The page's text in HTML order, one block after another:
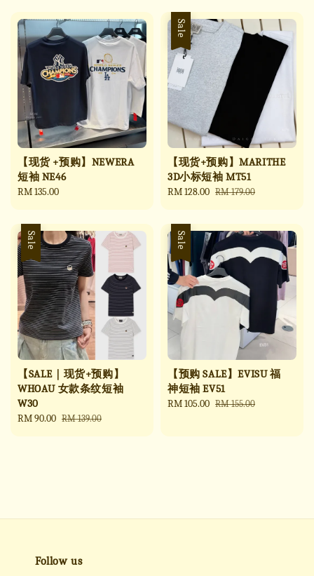
【现货 +预购】NEWERA
短袖 NE46
Regular
RM 135.00
Sale
【现货+预购】MARITHE
3D小标短袖 MT51
Sale
RM 128.00 Regular
RM 179.00
Sale
【SALE｜现货+预购】
WHOAU 女款条纹短袖
W30
Sale
RM 90.00 Regular
RM 139.00
Sale
【预购 SALE】EVISU 福
神短袖 EV51
Sale
RM 105.00 Regular
RM 155.00
Follow us